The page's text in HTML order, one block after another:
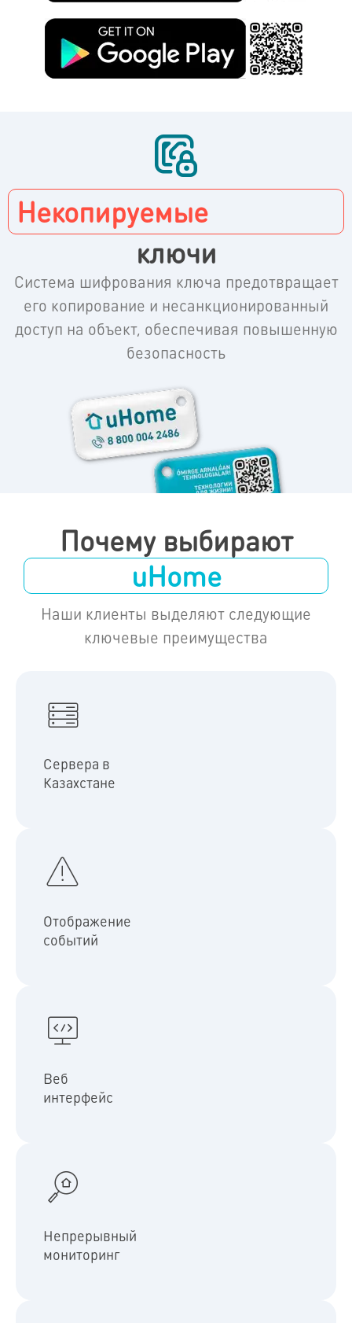
Некопируемые
ключи​
Система шифрования ключа предотвращает
его копирование и несанкционированный
доступ на объект, обеспечивая повышенную
безопасность
Почему выбирают
uHome
Наши клиенты выделяют следующие
ключевые преимущества
Сервера в
Казахстане
Отображение
событий
Веб
интерфейс
Веб-интерфейс консьержа позволяет удобно управлять
Непрерывный
мониторинг
неисправностях, попытках взлома или других важных